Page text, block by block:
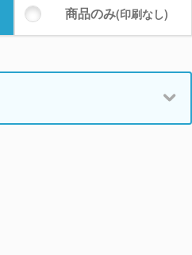
商品のみ(印刷なし)